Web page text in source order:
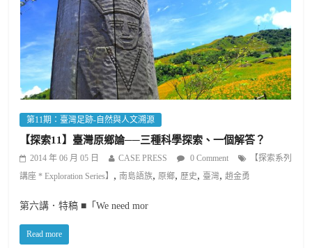
第11期：臺灣足跡-自然與人文溯源
【探索11】臺灣原鄉論──三種科學探索、一個解答？
2014 年 06 月 05 日 CASE PRESS 0 Comment
【探索系列
講座 * Exploration Series】 ,南島語族, 原鄉, 歷史, 臺灣,趙金勇
第六講．特稿 ■「We need mor
Read more